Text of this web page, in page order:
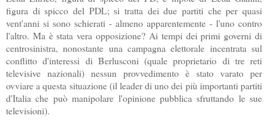
figura di spicco del PDL; si tratta dei due partiti che per quasi
vent'anni si sono schierati - almeno apparentemente - l'uno contro
l'altro. Ma è stata vera opposizione? Ai tempi dei primi governi di
centrosinistra, nonostante una campagna elettorale incentrata sul
conflitto d'interessi di Berlusconi (quale proprietario di tre reti
televisive nazionali) nessun provvedimento è stato varato per
ovviare a questa situazione (il leader di uno dei più importanti partiti
d'Italia che può manipolare l'opinione pubblica sfruttando le sue
televisioni).